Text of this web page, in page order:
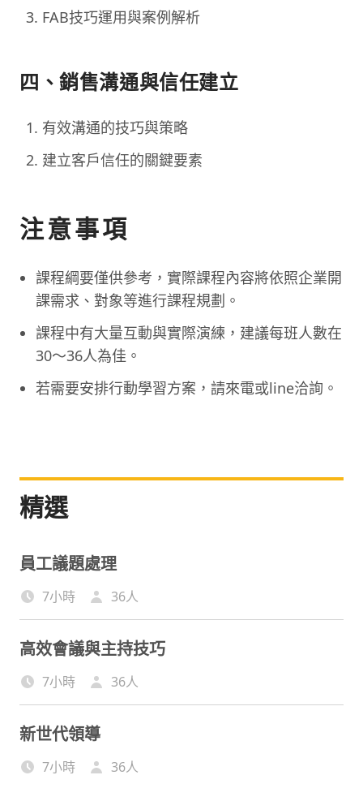
FAB技巧運用與案例解析
四、銷售溝通與信任建立
有效溝通的技巧與策略
建立客戶信任的關鍵要素
注意事項
課程綱要僅供參考，實際課程內容將依照企業開
課需求、對象等進行課程規劃。
課程中有大量互動與實際演練，建議每班人數在
30～36人為佳。
若需要安排行動學習方案，請來電或line洽詢。
精選
員工議題處理
7小時 36人
高效會議與主持技巧
7小時 36人
新世代領導
7小時 36人